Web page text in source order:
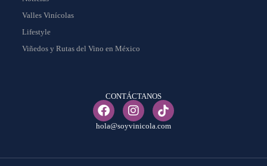
Valles Vinícolas
Lifestyle
Viñedos y Rutas del Vino en México
CONTÁCTANOS
hola@soyvinicola.com